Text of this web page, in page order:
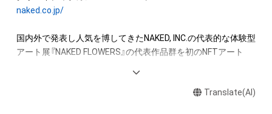
and videos (hereinafter referred to as ``Contents'') that can
or holder of this NFT (hereinafter referred to as ``Purchaser'').
Copyrights, patent rights, utility model rights, trademark
rights (including the right to apply for registration, etc.) is
reserved to NAKED, INC. In other words, owning the NFT or the
naked.co.jp/
国内外で発表し人気を博してきたNAKED, INC.の代表的な体験型
アート展『NAKED FLOWERS』の代表作品群を初のNFTアート
Translate(AI)